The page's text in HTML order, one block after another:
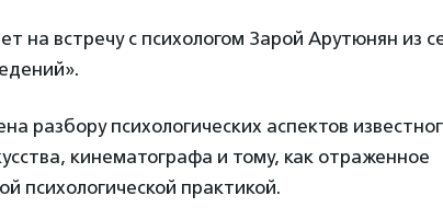
на встречу с психологом Зарой Арутюнян из
разбору психологических аспектов
кинематографа и тому, как отраженное
психологической практикой.